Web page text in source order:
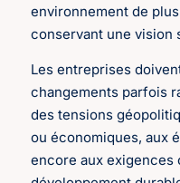
environnement de
conservant une vision
Les entreprises
changements parfois
des tensions
ou économiques, aux
encore aux exigences